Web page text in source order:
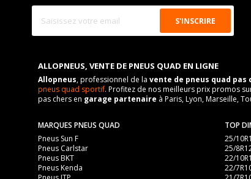
ALLOPNEUS, VENTE DE PNEUS QUAD EN LIGNE
Allopneus, professionnel de la vente de pneus quad pas
pneus quad sportif. Profitez de nos meilleurs prix promos
pas chers en garage partenaire à Paris, Lyon, Marseille,
MARQUES PNEUS QUAD
Pneus Sun F
Pneus Carlstar
Pneus BKT
Pneus Kenda
TOP
25/
25/
22/
22/